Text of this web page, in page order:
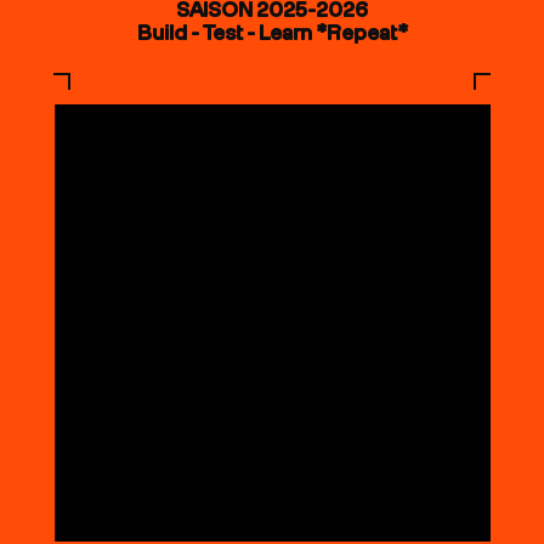
SAISON 2025-2026
Build - Test - Learn *Repeat*